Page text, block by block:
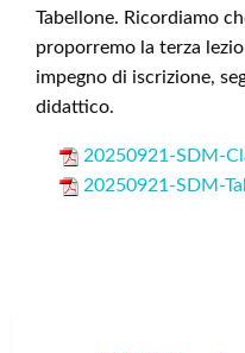
Tabellone. Ricordiamo
proporremo la terza
impegno di iscrizione,
didattico.
20250921-SDM-
20250921-SDM-